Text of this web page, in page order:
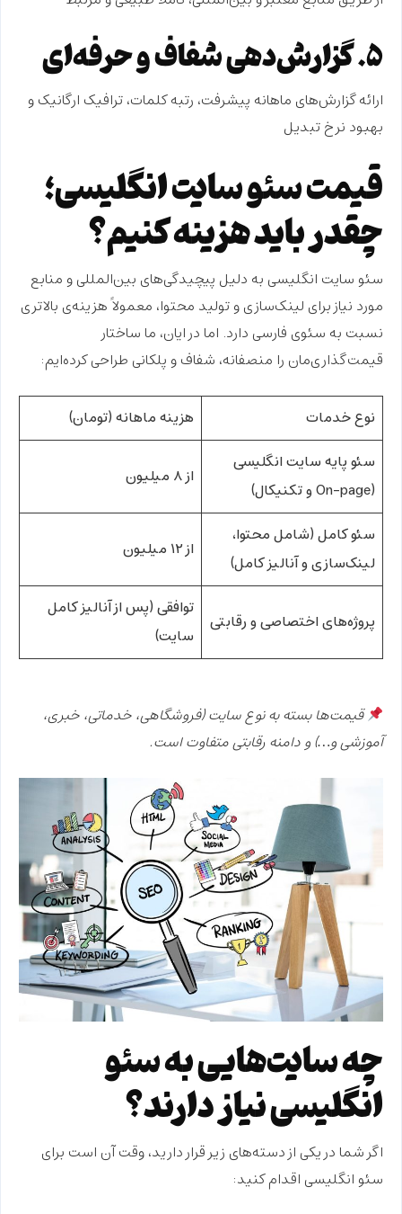
۵. گزارش‌دهی شفاف و حرفه‌ای
ارائه گزارش‌های ماهانه پیشرفت، رتبه کلمات، ترافیک ارگانیک و
بهبود نرخ تبدیل
قیمت سئو سایت انگلیسی؛
چقدر باید هزینه کنیم؟
سئو سایت انگلیسی به دلیل پیچیدگی‌های بین‌المللی و منابع
مورد نیاز برای لینک‌سازی و تولید محتوا، معمولاً هزینه‌ی بالاتری
نسبت به سئوی فارسی دارد. اما در ایان، ما ساختار
قیمت‌گذاری‌مان را منصفانه، شفاف و پلکانی طراحی کرده‌ایم:
نوع خدمات
هزینه ماهانه (تومان)
سئو پایه سایت انگلیسی
(On-page و تکنیکال)
از ۸ میلیون
سئو کامل (شامل محتوا،
لینک‌سازی و آنالیز کامل)
از ۱۲ میلیون
پروژه‌های اختصاصی و رقابتی
توافقی (پس از آنالیز کامل
سایت)
قیمت‌ها بسته به نوع سایت (فروشگاهی، خدماتی، خبری،
آموزشی و…) و دامنه رقابتی متفاوت است.
چه سایت‌هایی به سئو
انگلیسی نیاز دارند؟
اگر شما در یکی از دسته‌های زیر قرار دارید، وقت آن است برای
سئو انگلیسی اقدام کنید: